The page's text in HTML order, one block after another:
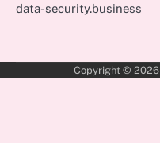
data-security.business
Copyright © 2026